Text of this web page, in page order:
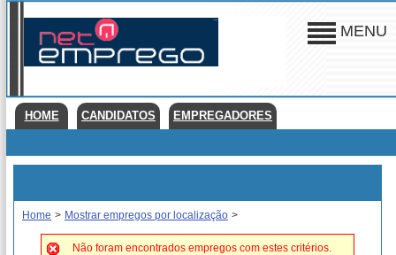
MENU
HOME CANDIDATOS EMPREGADORES
Home > Mostrar empregos por localização >
Não foram encontrados empregos com estes critérios.